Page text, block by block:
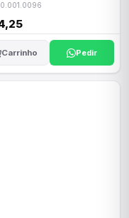
Carrinho Pedir